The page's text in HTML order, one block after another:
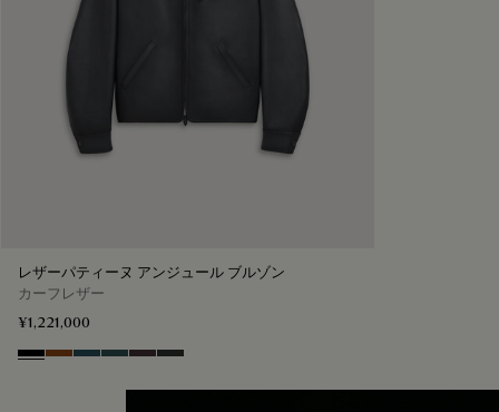
レザーパティーヌ アンジュール ブルゾン
カーフレザー
¥1,221,000
Black Shade
Cacao Intenso
Meteorite
Light Nero Caviar
GrapesVerbena